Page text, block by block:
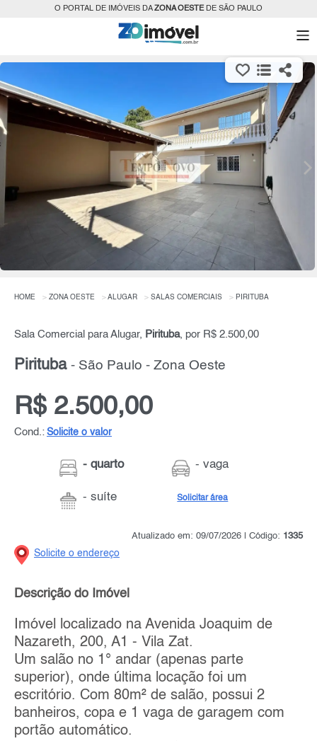
O PORTAL DE IMÓVEIS DAZONA OESTEDE SÃO PAULO
HOME ZONA OESTE ALUGAR SALAS COMERCIAIS PIRITUBA
Sala Comercial para Alugar, Pirituba, por R$ 2.500,00
Pirituba - São Paulo - Zona Oeste
R$ 2.500,00
Cond.: Solicite o valor
- quarto
- suíte
- vaga
Solicitar área
Atualizado em: 09/07/2026 | Código: 1335
Solicite o endereço
Descrição do Imóvel
Imóvel localizado na Avenida Joaquim de
Nazareth, 200, A1 - Vila Zat.
Um salão no 1° andar (apenas parte
superior), onde última locação foi um
escritório. Com 80m² de salão, possui 2
banheiros, copa e 1 vaga de garagem com
portão automático.